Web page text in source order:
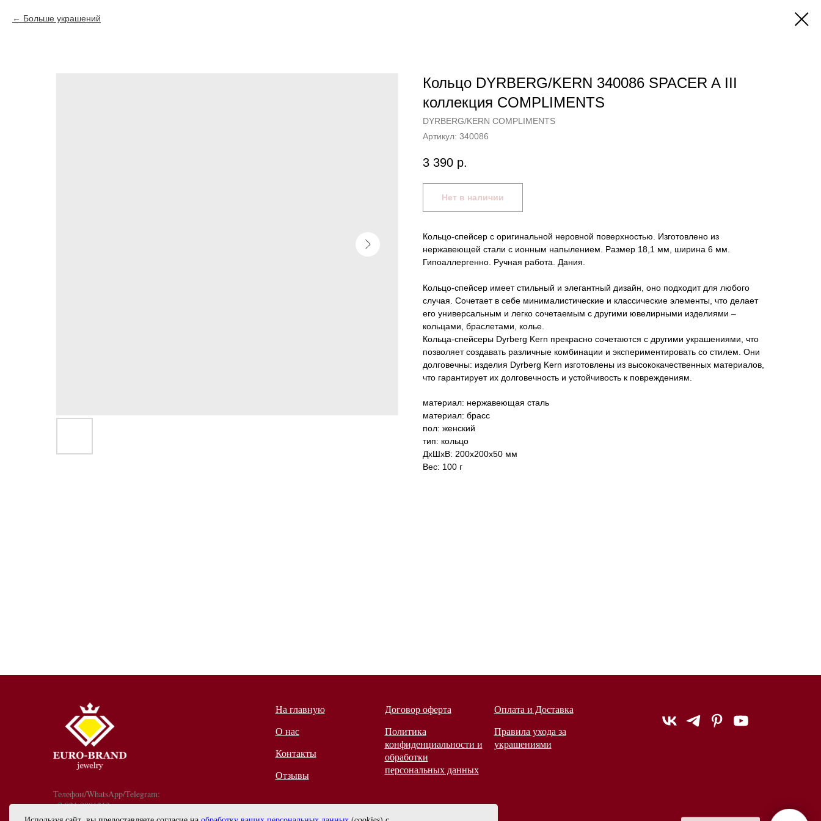
Больше украшений
Кольцо DYRBERG/KERN 340086 SPACER A III
коллекция COMPLIMENTS
DYRBERG/KERN COMPLIMENTS
Артикул: 340086
3 390 р.
Нет в наличии
Кольцо-спейсер c оригинальной неровной поверхностью. Изготовлено из
нержавеющей стали с ионным напылением. Размер 18,1 мм, ширина 6 мм.
Гипоаллергенно. Ручная работа. Дания.
Кольцо-спейсер имеет стильный и элегантный дизайн, оно подходит для любого
случая. Сочетает в себе минималистические и классические элементы, что делает
его универсальным и легко сочетаемым с другими ювелирными изделиями –
кольцами, браслетами, колье.
Кольца-спейсеры Dyrberg Kern прекрасно сочетаются с другими украшениями, что
позволяет создавать различные комбинации и экспериментировать со стилем. Они
долговечны: изделия Dyrberg Kern изготовлены из высококачественных материалов,
что гарантирует их долговечность и устойчивость к повреждениям.
материал: нержавеющая сталь
материал: брасс
пол: женский
тип: кольцо
ДxШxВ: 200x200x50 мм
Вес: 100 г
Телефон/WhatsApp/Telegram:
+7 921 9081213
График работы: с 10:00 до 18:00
На главную
О нас
Контакты
Отзывы
Договор оферта
Политика
конфиденциальности и
обработки
персональных данных
Оплата и Доставка
Правила ухода за
украшениями